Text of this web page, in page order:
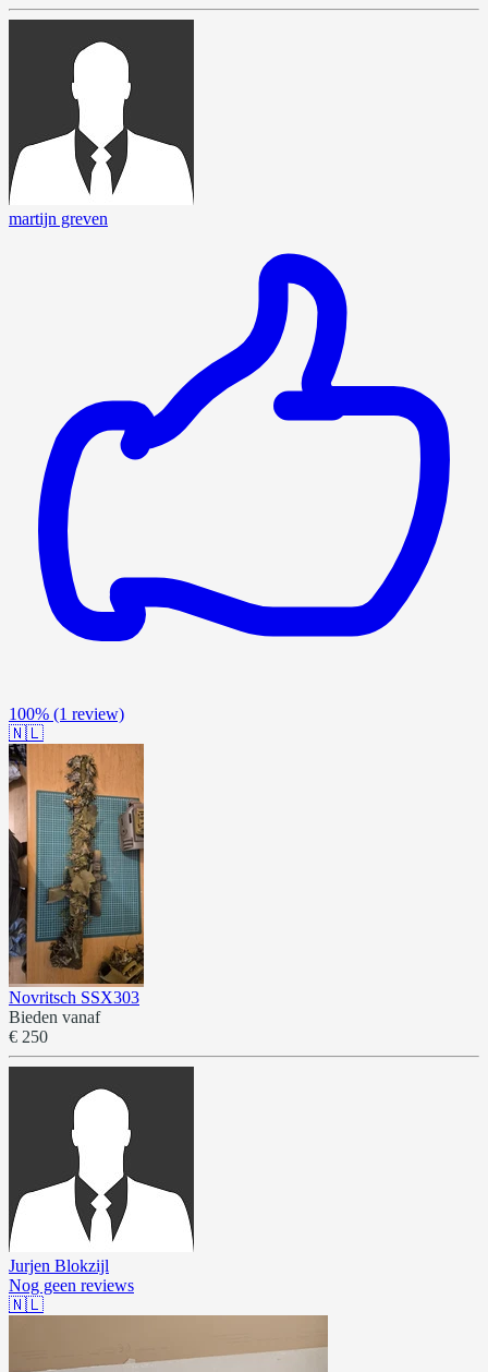
martijn greven
100% (1 review)
🇳🇱
Novritsch SSX303
Bieden vanaf
€ 250
Jurjen Blokzijl
Nog geen reviews
🇳🇱